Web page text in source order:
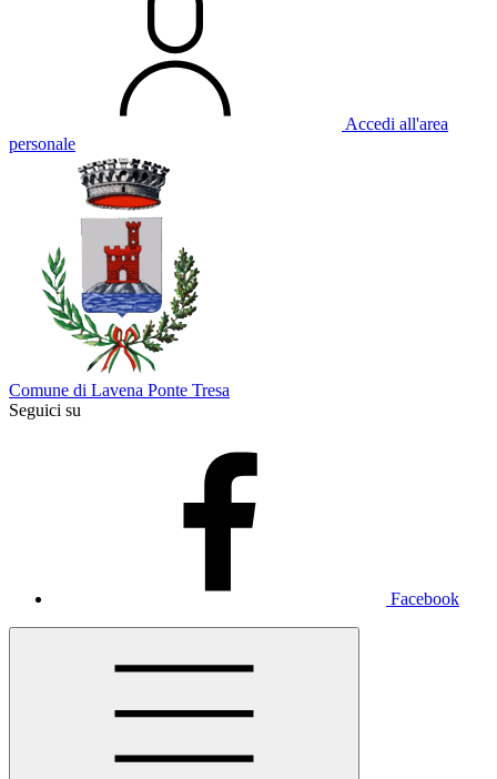
Accedi all'area
personale
Comune di Lavena Ponte Tresa
Seguici su
Facebook